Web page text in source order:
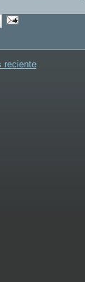
reciente